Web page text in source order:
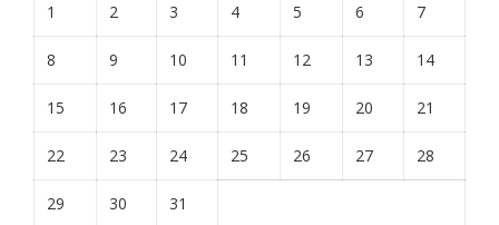
1 2 3 4 5 6 7
8 9 10 11 12 13 14
15 16 17 18 19 20 21
22 23 24 25 26 27 28
29 30 31